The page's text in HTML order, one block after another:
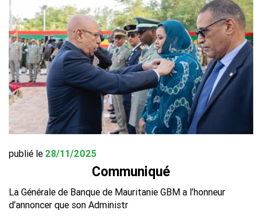
publié le 28/11/2025
Communiqué
La Générale de Banque de Mauritanie GBM a l’honneur
d’annoncer que son Administr